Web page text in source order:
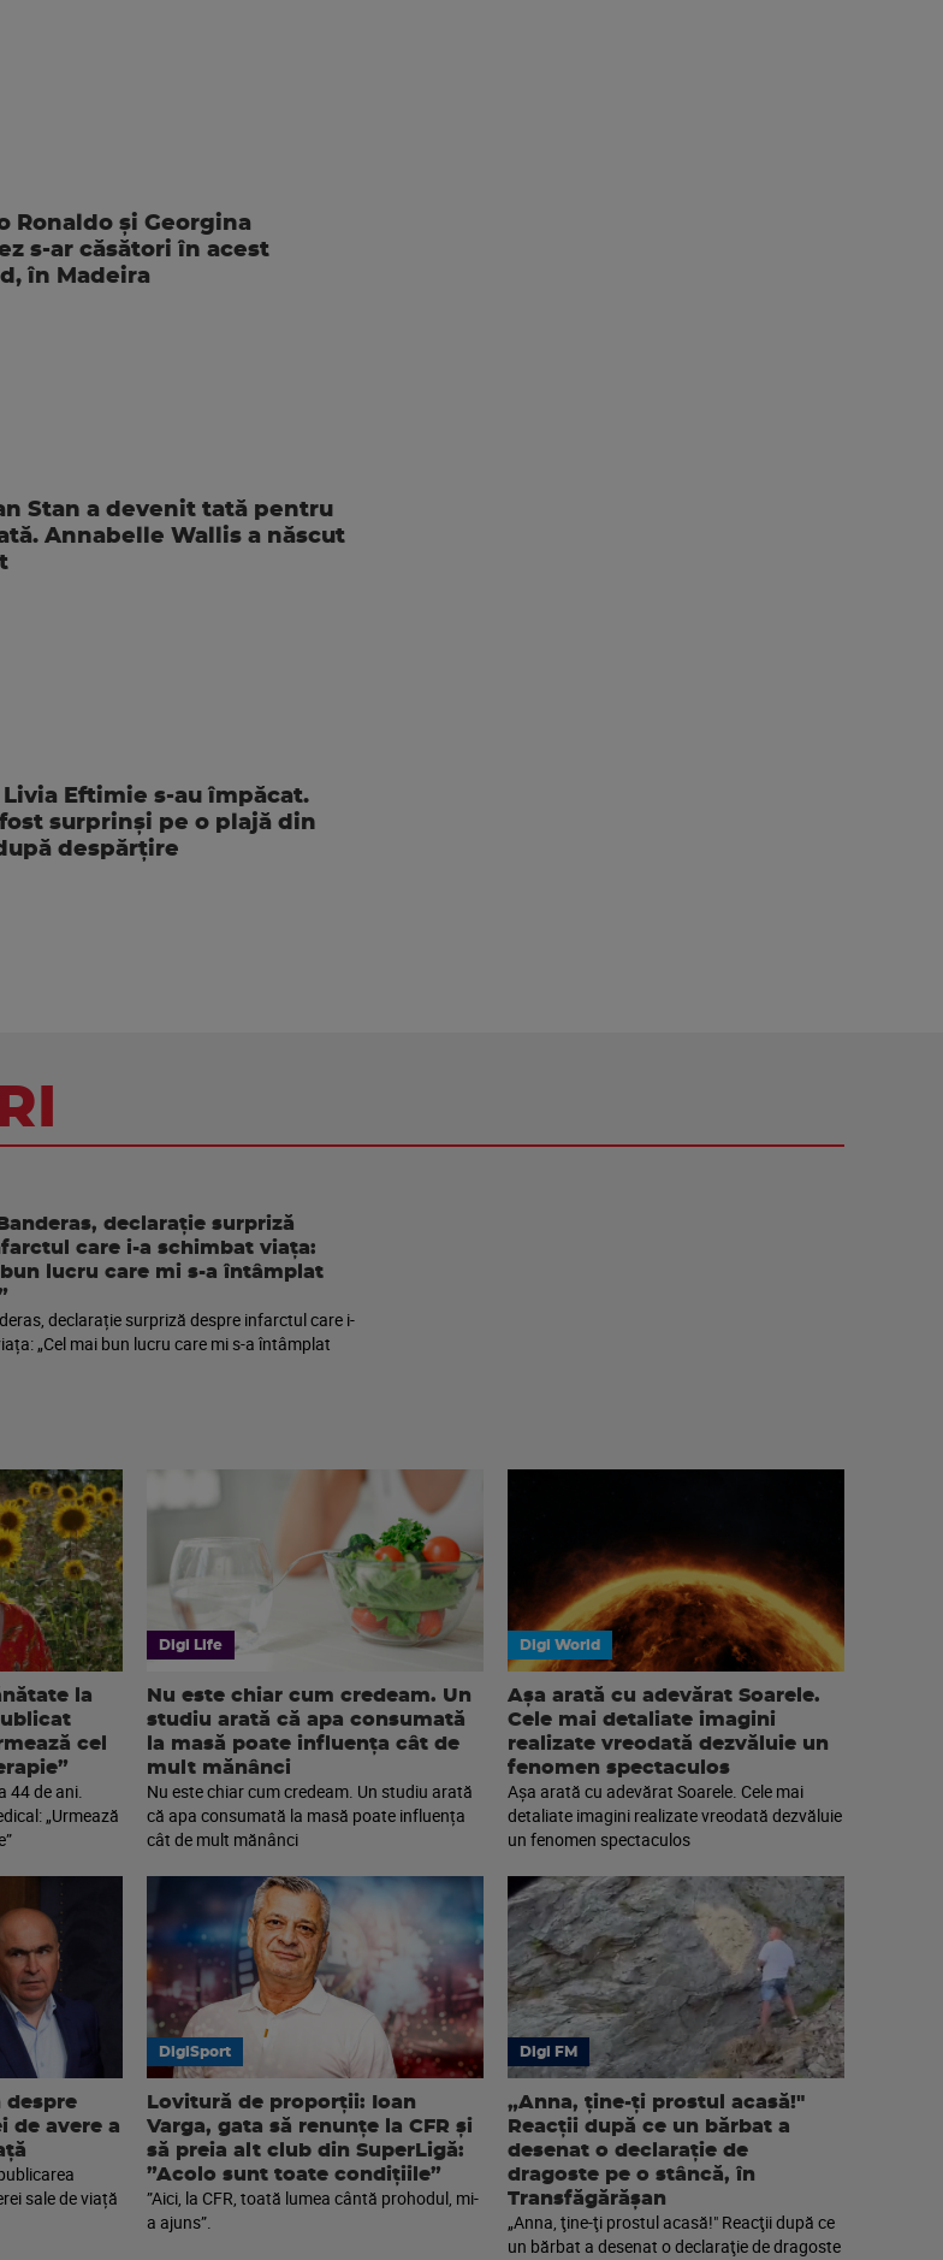
Ronaldo și Georgina
s-ar căsători în acest
în Madeira
Stan a devenit tată pentru
Annabelle Wallis a născut
Eftimie s-au împăcat.
surprinși pe o plajă din
despărțire
declarație surpriză
care i-a schimbat viața:
lucru care mi s-a întâmplat
declarație surpriză despre infarctul care i-
„Cel mai bun lucru care mi s-a întâmplat
la
cel
44 de ani.
„Urmează
Digi Life
Nu este chiar cum credeam. Un
studiu arată că apa consumată
la masă poate influența cât de
mult mănânci
Nu este chiar cum credeam. Un studiu arată
că apa consumată la masă poate influența
cât de mult mănânci
Digi World
Așa arată cu adevărat Soarele.
Cele mai detaliate imagini
realizate vreodată dezvăluie un
fenomen spectaculos
Așa arată cu adevărat Soarele. Cele mai
detaliate imagini realizate vreodată dezvăluie
un fenomen spectaculos
despre
de avere a
sale de viață
DigiSport
Lovitură de proporții: Ioan
Varga, gata să renunțe la CFR și
să preia alt club din SuperLigă:
”Acolo sunt toate condițiile”
”Aici, la CFR, toată lumea cântă prohodul, mi-
a ajuns”.
Digi FM
„Anna, ţine-ţi prostul acasă!"
Reacţii după ce un bărbat a
desenat o declaraţie de
dragoste pe o stâncă, în
Transfăgărăşan
„Anna, ţine-ţi prostul acasă!" Reacţii după ce
un bărbat a desenat o declaraţie de dragoste